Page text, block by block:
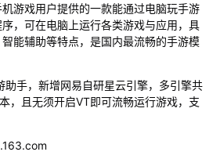
游戏用户提供的一款能通过电脑玩手游
，可在电脑上运行各类游戏与应用，具
能辅助等特点，是国内最流畅的手游模
手，新增网易自研星云引擎，多引擎共
，且无须开启VT即可流畅运行游戏，支